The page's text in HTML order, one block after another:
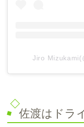
Jiro
佐渡はドラ